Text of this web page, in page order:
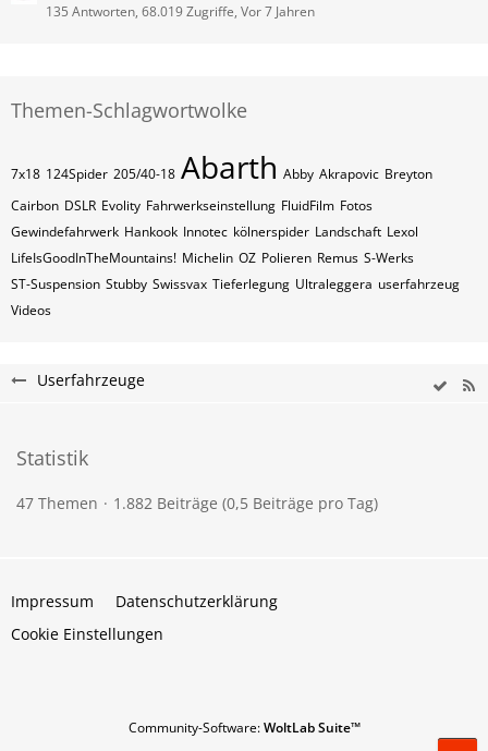
135 Antworten, 68.019 Zugriffe, Vor 7 Jahren
Themen-Schlagwortwolke
7x18 124Spider 205/40-18 Abarth Abby Akrapovic Breyton
Cairbon DSLR Evolity Fahrwerkseinstellung FluidFilm Fotos
Gewindefahrwerk Hankook Innotec kölnerspider Landschaft Lexol
LifeIsGoodInTheMountains! Michelin OZ Polieren Remus S-Werks
ST-Suspension Stubby Swissvax Tieferlegung Ultraleggera userfahrzeug
Videos
Userfahrzeuge
Statistik
47 Themen 1.882 Beiträge (0,5 Beiträge pro Tag)
Impressum
Datenschutzerklärung
Cookie Einstellungen
Community-Software:WoltLab Suite™